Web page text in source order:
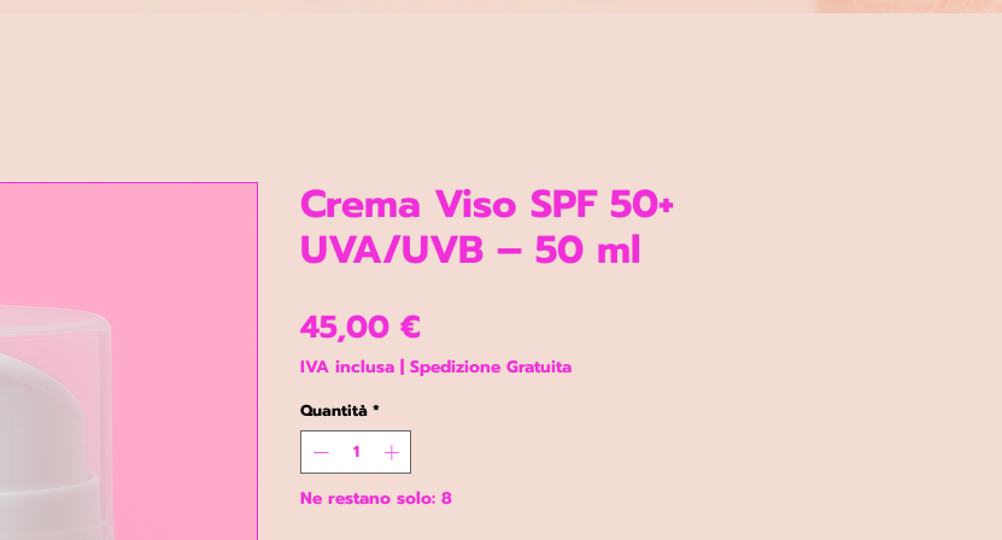
Crema Viso SPF 50+
UVA/UVB – 50 ml
45,00 €Prezzo
IVA inclusa | Spedizione Gratuita
Quantità *
Ne restano solo: 8